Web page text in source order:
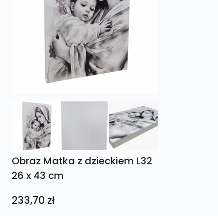
Obraz Matka z dzieckiem L32
26 x 43 cm
233,70 zł